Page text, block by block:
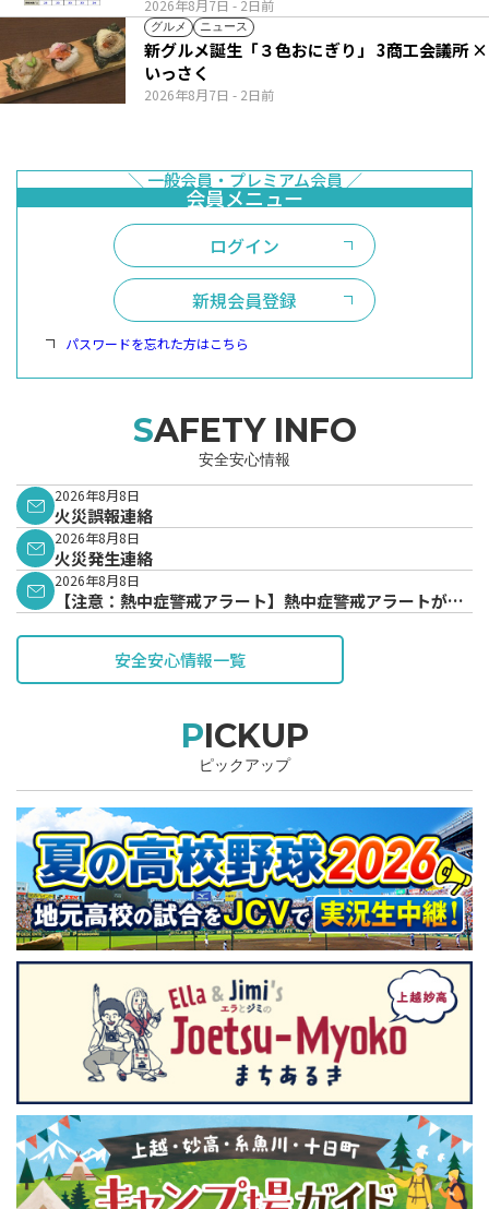
2026年8月7日 - 2日前
グルメ ニュース
2026年8月7日 - 2日前
新グルメ誕生「３色おにぎり」 3商工会議所 ×
いっさく
ログイン
新規会員登録
パスワードを忘れた方はこちら
SAFETY INFO
安全安心情報
2026年8月8日
火災誤報連絡
2026年8月8日
火災発生連絡
2026年8月8日
【注意：熱中症警戒アラート】熱中症警戒アラートが発
安全安心情報一覧
PICKUP
ピックアップ